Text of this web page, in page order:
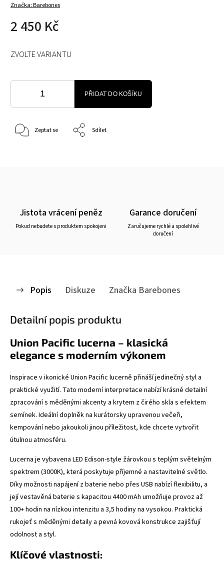
Značka:Barebones
2 450 Kč
ZVOLTE VARIANTU
PŘIDAT DO KOŠÍKU
Zeptat se Sdílet
Jistota vrácení peněz
Pokud nebudete s produktem spokojeni
Garance doručení
Zaručujeme rychlé a spolehlivé
doručení
Popis Diskuze Značka Barebones
Detailní popis produktu
Union Pacific lucerna – klasická
elegance s moderním výkonem
Inspirace v ikonické Union Pacific lucerně přináší jedinečný styl a
praktické využití. Tato moderní interpretace nabízí krásné detailní
zpracování s měděnými akcenty a krytem z čirého skla s efektem
semínek. Ideální doplněk na kurátorsky upravenou večeři,
kempování nebo jakoukoli jinou příležitost, kde chcete vytvořit
útulnou atmosféru.
Lucerna je vybavena LED Edison-style žárovkou s teplým světelným
spektrem (3000K), která poskytuje příjemné a nastavitelné světlo.
Díky možnosti napájení z baterie nebo přes USB nabízí flexibilitu, a
její vestavěná baterie s kapacitou 4400 mAh umožňuje provoz až
100+ hodin na nízkou intenzitu a 3,5 hodiny na vysokou. Praktická
rukojeť s měděnými detaily a pevná kovová konstrukce zajišťují
odolnost a styl.
Klíčové vlastnosti: